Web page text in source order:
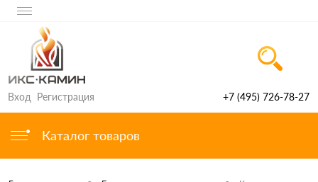
Вход Регистрация +7 (495) 726-78-27
Каталог товаров